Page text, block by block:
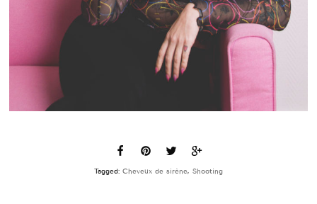
Tagged: Cheveux de sirène, Shooting